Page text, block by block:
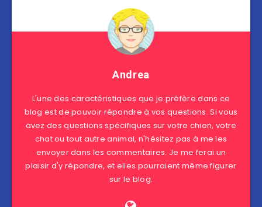
Andrea
L'une des caractéristiques que je préfère dans ce
blog est de pouvoir répondre à vos questions. Si vous
avez des questions spécifiques sur votre chien, votre
chat ou tout autre animal, n'hésitez pas à me les
envoyer dans les commentaires. Je me ferai un
plaisir d'y répondre, et elles pourraient même figurer
sur le blog.